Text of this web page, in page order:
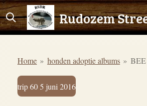
Ga
direct
hoofdinhoud
Home » honden adoptie albums » BEE
trip 60 5 juni 2016